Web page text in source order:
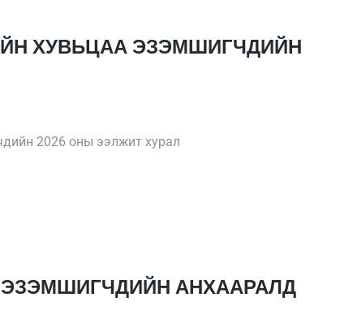
ХУВЬЦАА ЭЗЭМШИГЧДИЙН
2026 оны ээлжит хурал
АНХААРАЛД